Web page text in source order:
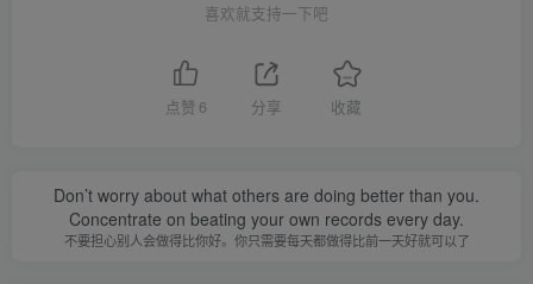
喜欢就支持一下吧
点赞 6 分享 收藏
Don’t worry about what others are doing better than you.
Concentrate on beating your own records every day.
不要担心别人会做得比你好。你只需要每天都做得比前一天好就可以了